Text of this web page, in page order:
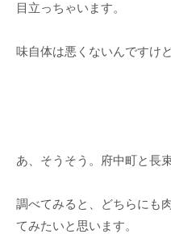
目立っちゃいます。
味自体は悪くないんですけど
あ、そうそう。府中町と長
調べてみると、どちらにも
てみたいと思います。